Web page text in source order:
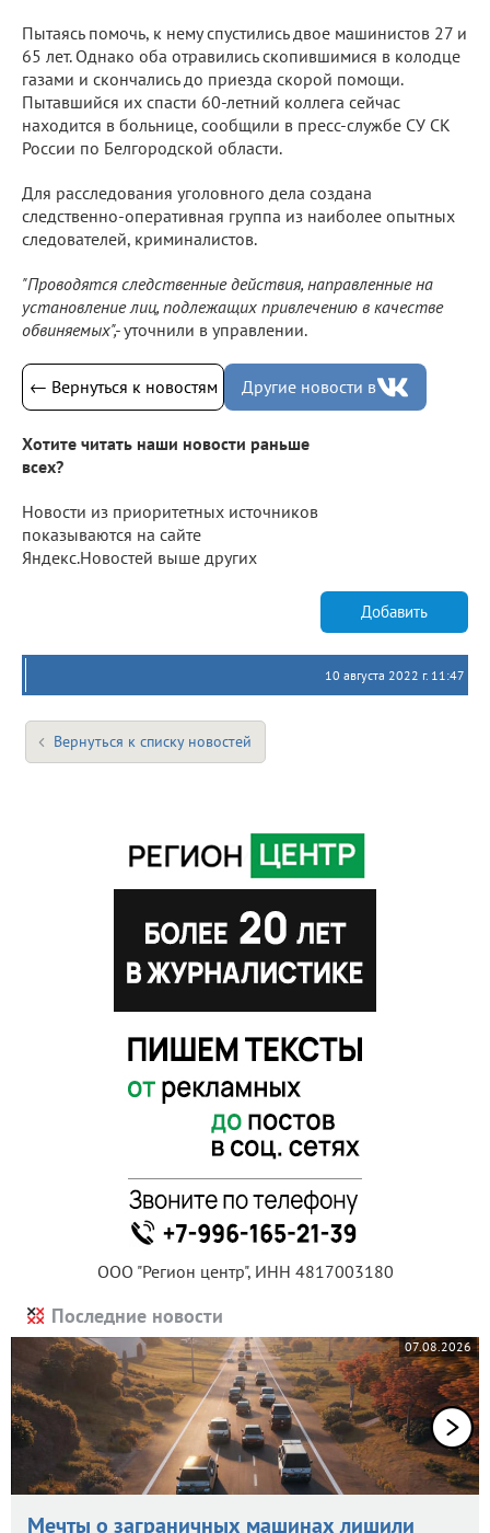
Пытаясь помочь, к нему спустились двое машинистов 27 и
65 лет. Однако оба отравились скопившимися в колодце
газами и скончались до приезда скорой помощи.
Пытавшийся их спасти 60-летний коллега сейчас
находится в больнице, сообщили в пресс-службе СУ СК
России по Белгородской области.
Для расследования уголовного дела создана
следственно-оперативная группа из наиболее опытных
следователей, криминалистов.
"Проводятся следственные действия, направленные на
установление лиц, подлежащих привлечению в качестве
обвиняемых",-уточнили в управлении.
← Вернуться к новостям Другие новости в
Хотите читать наши новости раньше
всех?
Новости из приоритетных источников
показываются на сайте
Яндекс.Новостей выше других
Добавить
10 августа 2022 г. 11:47
Вернуться к списку новостей
ООО "Регион центр", ИНН 4817003180
Последние новости
07.08.2026
Мечты о заграничных машинах лишили